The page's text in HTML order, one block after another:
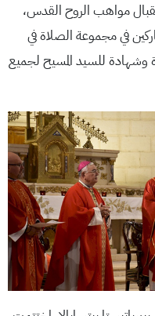
مواهب الروح القدس،
في مجموعة الصلاة في
للسيد المسيح لجميع